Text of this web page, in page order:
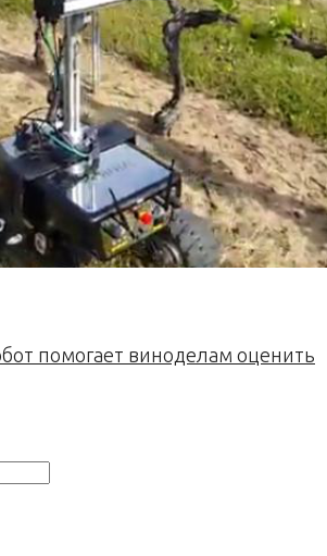
помогает виноделам оценить